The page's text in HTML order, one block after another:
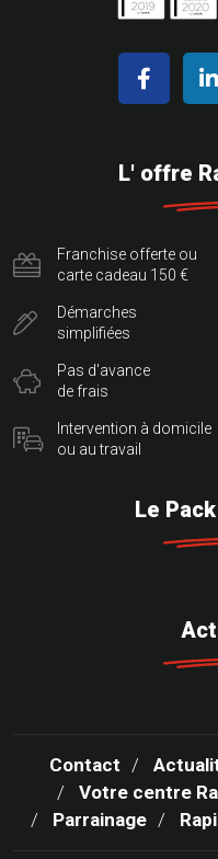
L' offre
Franchise offerte ou
carte cadeau 150 €
Démarches
simplifiées
Pas d'avance
de frais
Intervention à domicile
ou au travail
Le
Contact
Votre centre
Parrainage